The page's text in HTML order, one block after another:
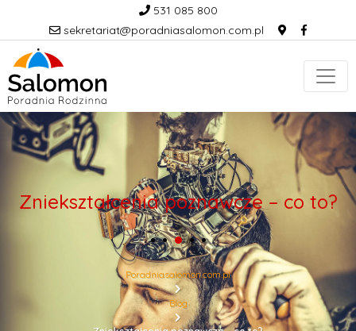
531 085 800
sekretariat@poradniasalomon.com.pl
Zniekształcenia poznawcze – co to?
Poradniasalomon.com.pl
Blog